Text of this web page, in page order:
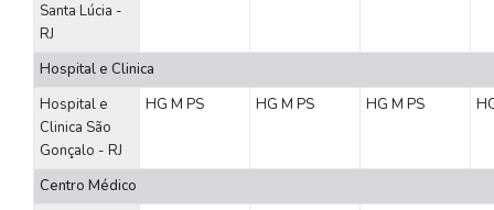
Santa Lúcia -
RJ
Hospital e Clinica
Hospital e
Clinica São
Gonçalo - RJ
HG M PS HG M PS HG M PS
Centro Médico